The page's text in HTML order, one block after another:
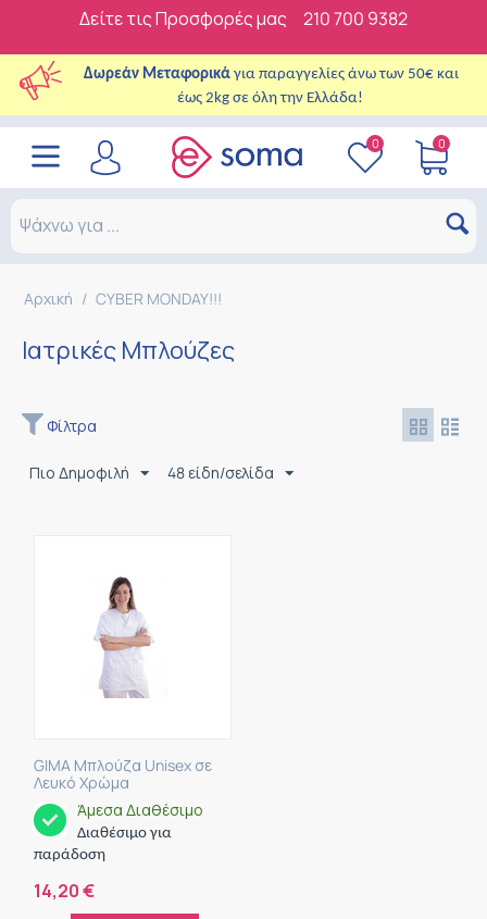
Δείτε τις Προσφορές μας 210 700 9382
Δωρεάν Μεταφορικά για παραγγελίες άνω των 50€ και
έως 2kg σε όλη την Ελλάδα!
0 0
Αρχική / CYBER MONDAY!!!
Ιατρικές Μπλούζες
Φίλτρα
Πιο Δημοφιλή 48 είδη/σελίδα
GIMA Μπλούζα Unisex σε
Λευκό Χρώμα
Άμεσα Διαθέσιμο
Διαθέσιμο για
παράδοση
14,20€